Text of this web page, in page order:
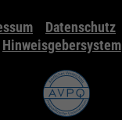
Datenschutz
Hinweisgebersystem